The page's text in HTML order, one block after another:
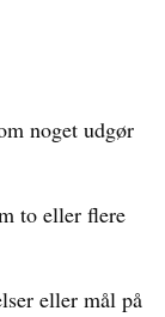
noget udgør
to eller flere
eller mål på